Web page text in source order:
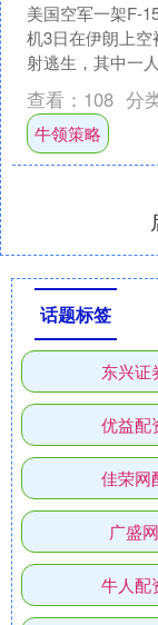
美国空军一架F-
机3日在伊朗上
射逃生，其中一
失踪。 美国总统
国《独立报》....
查看： 108 分
牛领策略
话题标签
东兴证
优益配
佳荣网
广盛网
牛人配